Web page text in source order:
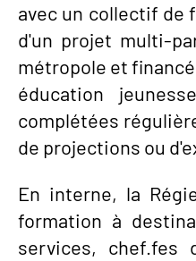
avec un collectif de
d'un projet multi-
métropole et
éducation
complétées
de projections ou
En interne, la
formation à
services, chef.fes